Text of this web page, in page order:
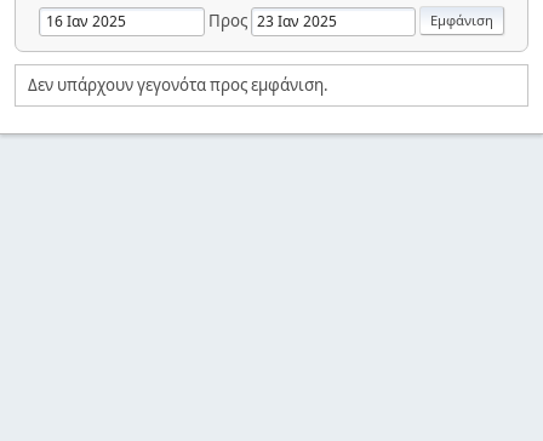
Προς
Δεν υπάρχουν γεγονότα προς εμφάνιση.